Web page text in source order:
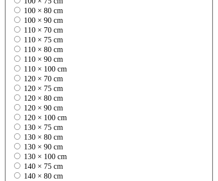
100 × 80 cm
100 × 90 cm
110 × 70 cm
110 × 75 cm
110 × 80 cm
110 × 90 cm
110 × 100 cm
120 × 70 cm
120 × 75 cm
120 × 80 cm
120 × 90 cm
120 × 100 cm
130 × 75 cm
130 × 80 cm
130 × 90 cm
130 × 100 cm
140 × 75 cm
140 × 80 cm